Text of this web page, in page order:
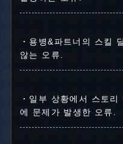
・용병&파트너의 스킬
않는 오류.
・일부 상황에서 스토
에 문제가 발생한 오류.